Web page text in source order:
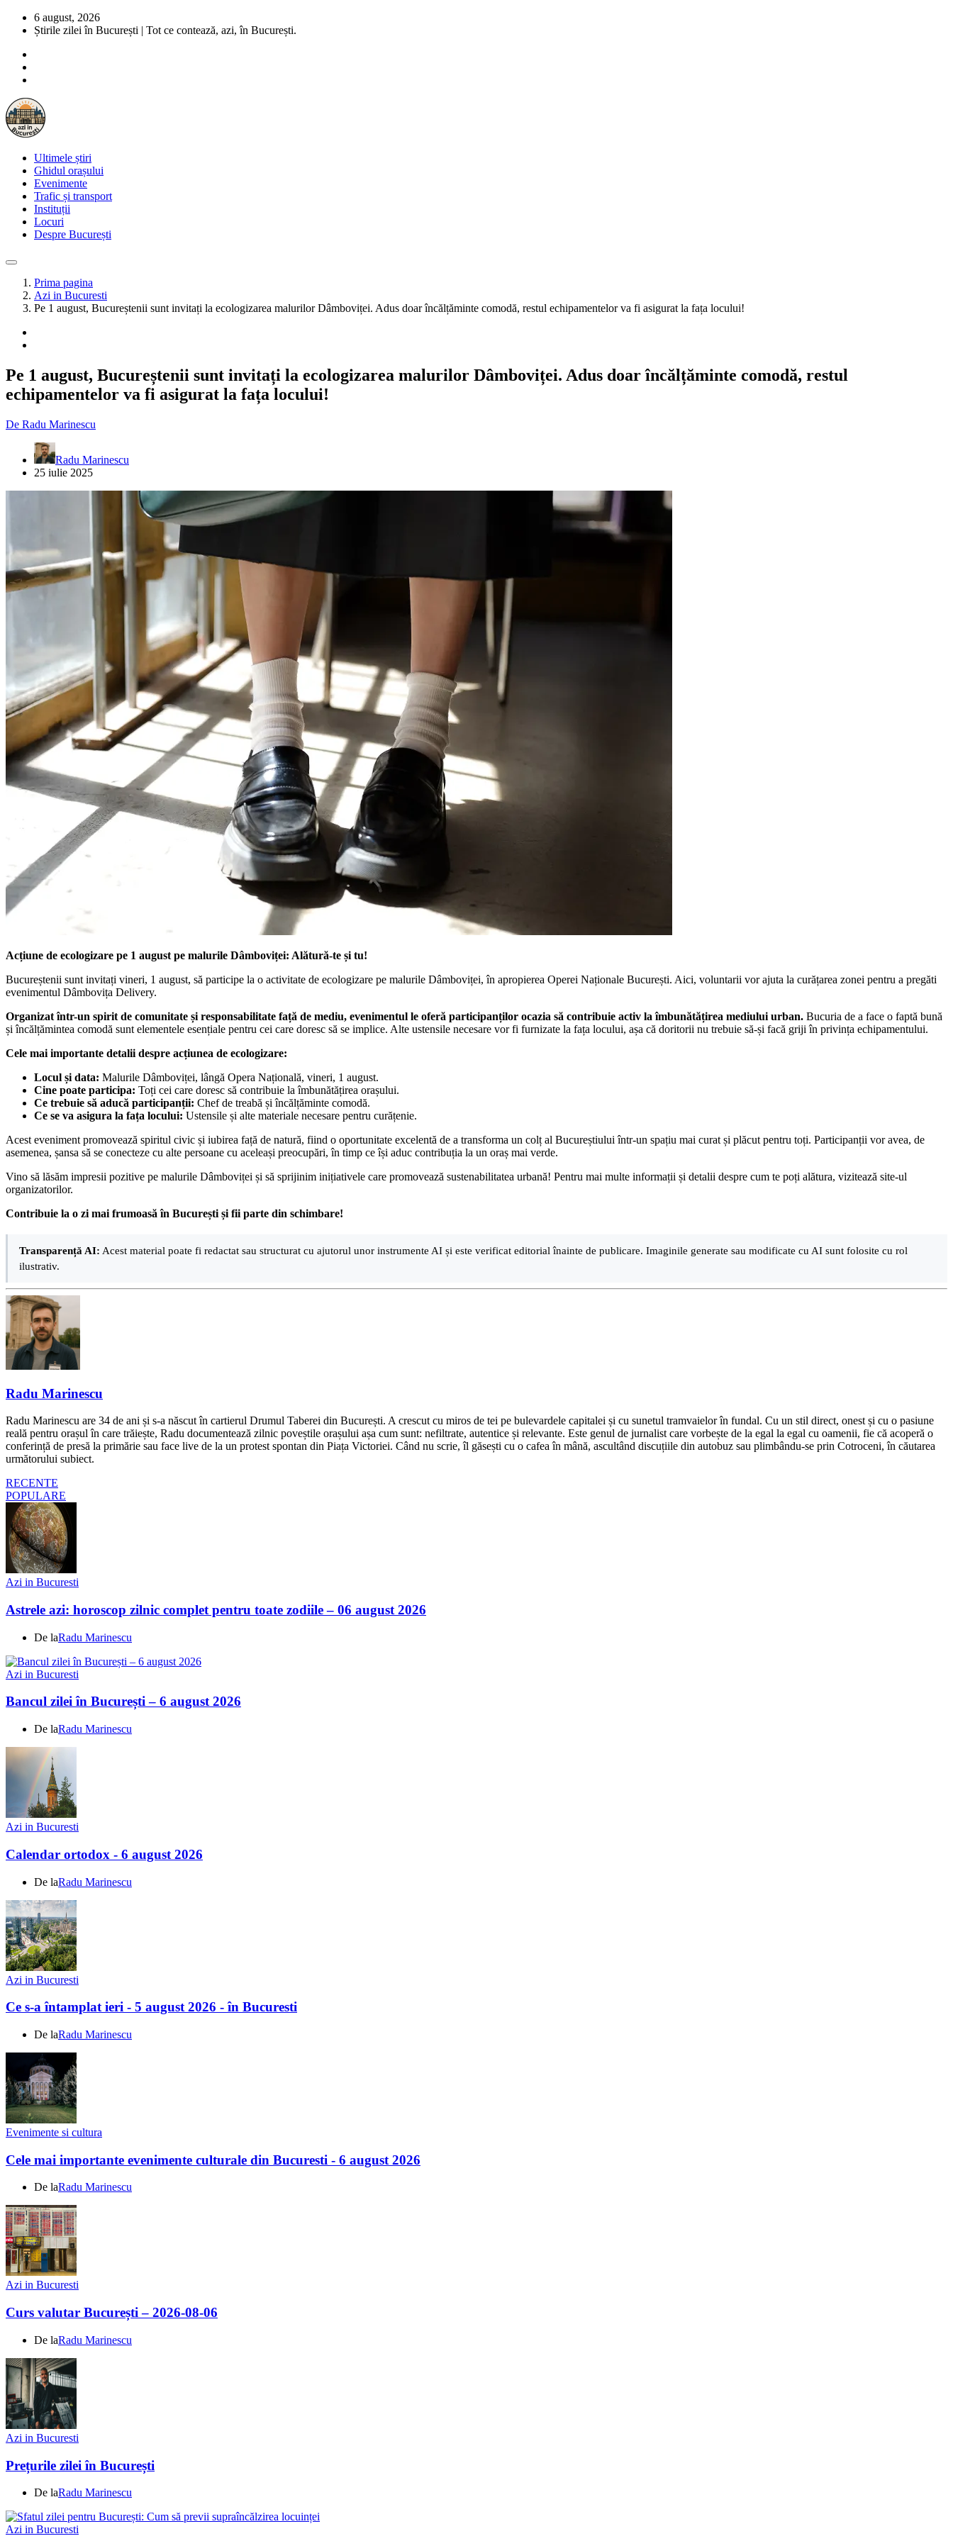
6 august, 2026
Știrile zilei în București | Tot ce contează, azi, în București.
Ultimele știri
Ghidul orașului
Evenimente
Trafic și transport
Instituții
Locuri
Despre București
Prima pagina
Azi in Bucuresti
Pe 1 august, Bucureștenii sunt invitați la ecologizarea malurilor Dâmboviței. Adus doar încălțăminte comodă, restul echipamentelor va fi asigurat la fața locului!
Pe 1 august, Bucureștenii sunt invitați la ecologizarea malurilor Dâmboviței. Adus doar încălțăminte comodă, restul
echipamentelor va fi asigurat la fața locului!
De Radu Marinescu
Radu Marinescu
25 iulie 2025
Acțiune de ecologizare pe 1 august pe malurile Dâmboviței: Alătură-te și tu!
Bucureștenii sunt invitați vineri, 1 august, să participe la o activitate de ecologizare pe malurile Dâmboviței, în apropierea Operei Naționale București. Aici, voluntarii vor ajuta la curățarea zonei pentru a pregăti
evenimentul Dâmbovița Delivery.
Organizat într-un spirit de comunitate și responsabilitate față de mediu, evenimentul le oferă participanților ocazia să contribuie activ la îmbunătățirea mediului urban. Bucuria de a face o faptă bună
și încălțămintea comodă sunt elementele esențiale pentru cei care doresc să se implice. Alte ustensile necesare vor fi furnizate la fața locului, așa că doritorii nu trebuie să-și facă griji în privința echipamentului.
Cele mai importante detalii despre acțiunea de ecologizare:
Locul și data: Malurile Dâmboviței, lângă Opera Națională, vineri, 1 august.
Cine poate participa: Toți cei care doresc să contribuie la îmbunătățirea orașului.
Ce trebuie să aducă participanții: Chef de treabă și încălțăminte comodă.
Ce se va asigura la fața locului: Ustensile și alte materiale necesare pentru curățenie.
Acest eveniment promovează spiritul civic și iubirea față de natură, fiind o oportunitate excelentă de a transforma un colț al Bucureștiului într-un spațiu mai curat și plăcut pentru toți. Participanții vor avea, de
asemenea, șansa să se conecteze cu alte persoane cu aceleași preocupări, în timp ce își aduc contribuția la un oraș mai verde.
Vino să lăsăm impresii pozitive pe malurile Dâmboviței și să sprijinim inițiativele care promovează sustenabilitatea urbană! Pentru mai multe informații și detalii despre cum te poți alătura, vizitează site-ul
organizatorilor.
Contribuie la o zi mai frumoasă în București și fii parte din schimbare!
Transparență AI: Acest material poate fi redactat sau structurat cu ajutorul unor instrumente AI și este verificat editorial înainte de publicare. Imaginile generate sau modificate cu AI sunt folosite cu rol
ilustrativ.
Radu Marinescu
Radu Marinescu are 34 de ani și s-a născut în cartierul Drumul Taberei din București. A crescut cu miros de tei pe bulevardele capitalei și cu sunetul tramvaielor în fundal. Cu un stil direct, onest și cu o pasiune
reală pentru orașul în care trăiește, Radu documentează zilnic poveștile orașului așa cum sunt: nefiltrate, autentice și relevante. Este genul de jurnalist care vorbește de la egal la egal cu oamenii, fie că acoperă o
conferință de presă la primărie sau face live de la un protest spontan din Piața Victoriei. Când nu scrie, îl găsești cu o cafea în mână, ascultând discuțiile din autobuz sau plimbându-se prin Cotroceni, în căutarea
următorului subiect.
RECENTE
POPULARE
Azi in Bucuresti
Astrele azi: horoscop zilnic complet pentru toate zodiile – 06 august 2026
De laRadu Marinescu
Azi in Bucuresti
Bancul zilei în București – 6 august 2026
De laRadu Marinescu
Azi in Bucuresti
Calendar ortodox - 6 august 2026
De laRadu Marinescu
Azi in Bucuresti
Ce s-a întamplat ieri - 5 august 2026 - în Bucuresti
De laRadu Marinescu
Evenimente si cultura
Cele mai importante evenimente culturale din Bucuresti - 6 august 2026
De laRadu Marinescu
Azi in Bucuresti
Curs valutar București – 2026-08-06
De laRadu Marinescu
Azi in Bucuresti
Prețurile zilei în București
De laRadu Marinescu
Azi in Bucuresti